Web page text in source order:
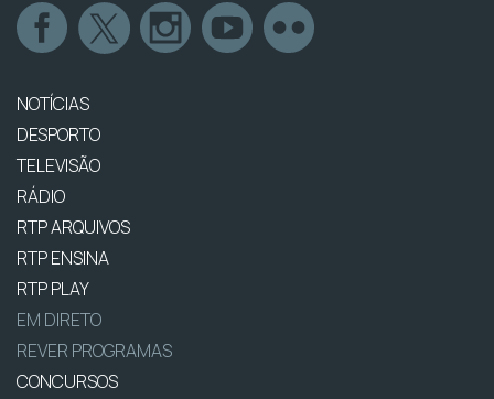
NOTÍCIAS
DESPORTO
TELEVISÃO
RÁDIO
RTP ARQUIVOS
RTP ENSINA
RTP PLAY
EM DIRETO
REVER PROGRAMAS
CONCURSOS